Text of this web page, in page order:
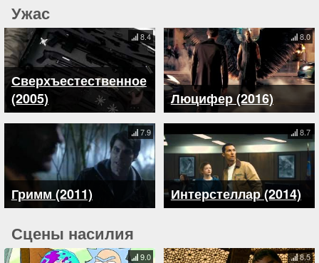
Ужас
Сверхъестественное
(2005)
8.4
Люцифер (2016)
8.0
Гримм (2011)
7.9
Интерстеллар (2014)
8.7
Сцены насилия
9.0 8.5